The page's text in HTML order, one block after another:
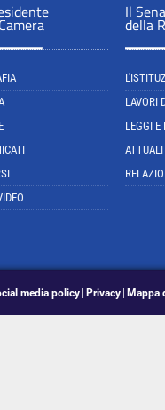
Il
della
LAVORI
LEGGI E
media policy Privacy Mappa